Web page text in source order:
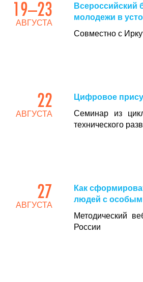
19–23
АВГУСТА
молодежи в
Совместно с
22
АВГУСТА
Цифровое
Семинар из
технического
27
АВГУСТА
Как
людей с
Методический
России